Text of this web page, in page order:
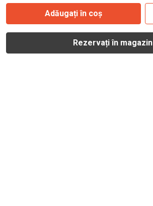
Adăugați în coș
Rezervați în magazin